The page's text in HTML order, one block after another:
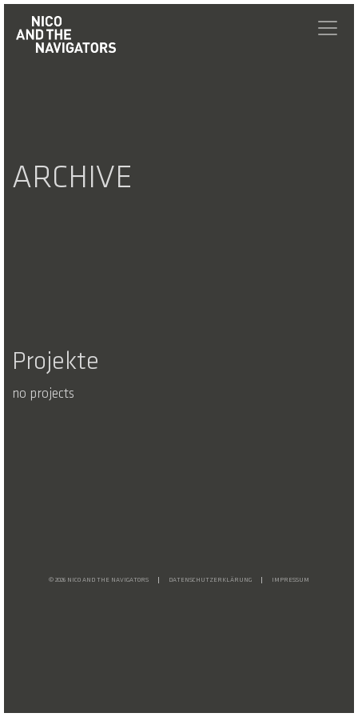
ARCHIVE
Projekte
no projects
© 2026 NICO AND THE NAVIGATORS DATENSCHUTZERKLÄRUNG IMPRESSUM